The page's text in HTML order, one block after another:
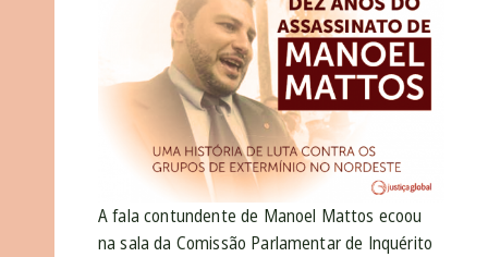
A fala contundente de Manoel Mattos ecoou
na sala da Comissão Parlamentar de Inquérito